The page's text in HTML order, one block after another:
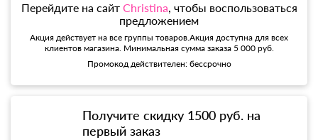
Перейдите на сайт Christina, чтобы воспользоваться
предложением
Акция действует на все группы товаров.Акция доступна для всех
клиентов магазина. Минимальная сумма заказа 5 000 руб.
Промокод действителен: бессрочно
Получите скидку 1500 руб. на
первый заказ